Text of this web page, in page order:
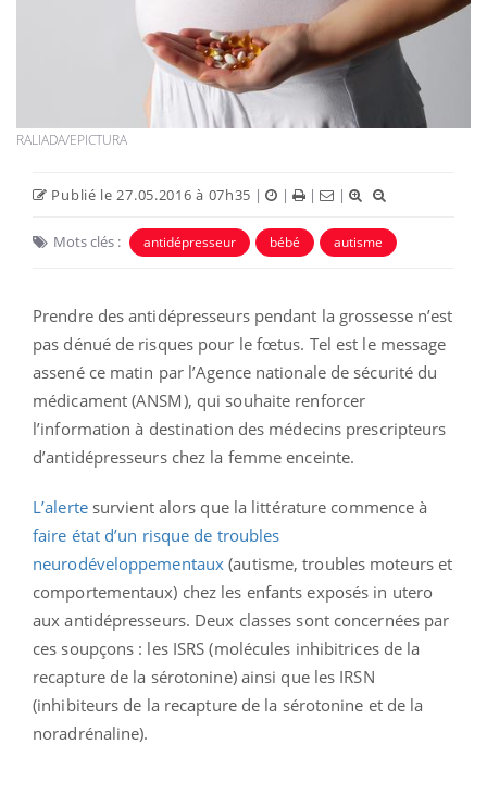
RALIADA/EPICTURA
Publié le 27.05.2016 à 07h35 | | | |
Mots clés : antidépresseur bébé autisme
Prendre des antidépresseurs pendant la grossesse n’est
pas dénué de risques pour le fœtus. Tel est le message
assené ce matin par l’Agence nationale de sécurité du
médicament (ANSM), qui souhaite renforcer
l’information à destination des médecins prescripteurs
d’antidépresseurs chez la femme enceinte.
L’alerte survient alors que la littérature commence à
faire état d’un risque de troubles
neurodéveloppementaux(autisme, troubles moteurs et
comportementaux) chez les enfants exposés in utero
aux antidépresseurs. Deux classes sont concernées par
ces soupçons : les ISRS (molécules inhibitrices de la
recapture de la sérotonine) ainsi que les IRSN
(inhibiteurs de la recapture de la sérotonine et de la
noradrénaline).